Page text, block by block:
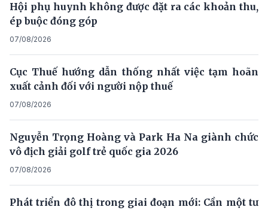
Hội phụ huynh không được đặt ra các khoản thu,
ép buộc đóng góp
07/08/2026
Cục Thuế hướng dẫn thống nhất việc tạm hoãn
xuất cảnh đối với người nộp thuế
07/08/2026
Nguyễn Trọng Hoàng và Park Ha Na giành chức
vô địch giải golf trẻ quốc gia 2026
07/08/2026
Phát triển đô thị trong giai đoạn mới: Cần một tư